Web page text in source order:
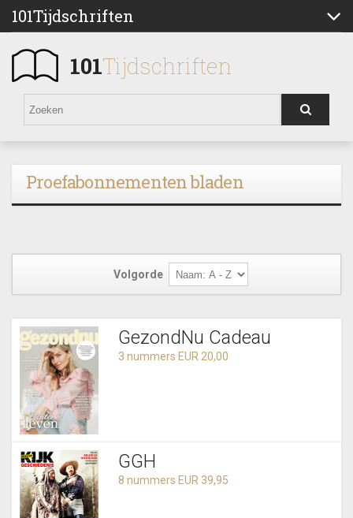
101Tijdschriften
101Tijdschriften
Proefabonnementen bladen
Volgorde
GezondNu Cadeau
3 nummers EUR 20,00
GGH
8 nummers EUR 39,95